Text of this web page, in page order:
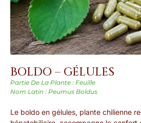
BOLDO – GÉLULES
Partie De La Plante : Feuille
Nom Latin : Peumus Boldus
Le boldo en gélules, plante chilienne